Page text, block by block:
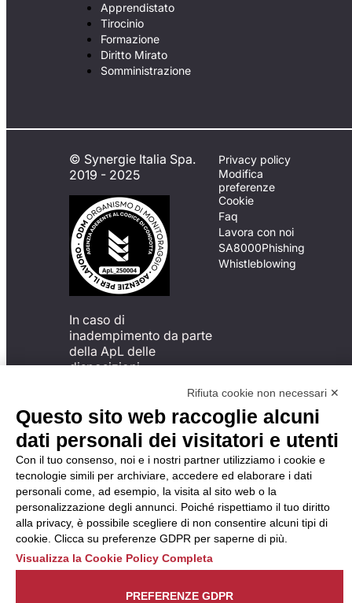
Apprendistato
Tirocinio
Formazione
Diritto Mirato
Somministrazione
© Synergie Italia Spa.
2019 - 2025
In caso di
inadempimento da parte
della ApL delle
disposizioni
possibile presentare un
reclamo
all’Organismo di
Monitoraggio utilizzando
una delle modalità
descritte al seguente
indirizzo web
https://odm-
agenzielavoro.it/reclami/.
Privacy policy
Modifica
preferenze
Cookie
Faq
Lavora con noi
SA8000Phishing
Whistleblowing
Rifiuta cookie non necessari ✕
Questo sito web raccoglie alcuni
dati personali dei visitatori e utenti
Con il tuo consenso, noi e i nostri partner utilizziamo i cookie e
tecnologie simili per archiviare, accedere ed elaborare i dati
personali come, ad esempio, la visita al sito web o la
personalizzazione degli annunci. Poiché rispettiamo il tuo diritto
alla privacy, è possibile scegliere di non consentire alcuni tipi di
cookie. Clicca su preferenze GDPR per saperne di più.
Visualizza la Cookie Policy Completa
PREFERENZE GDPR